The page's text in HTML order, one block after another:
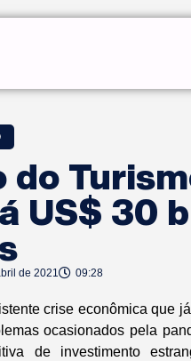
do
US$ 30
de 2021 09:28
crise econômica que
ocasionados pela
de investimento